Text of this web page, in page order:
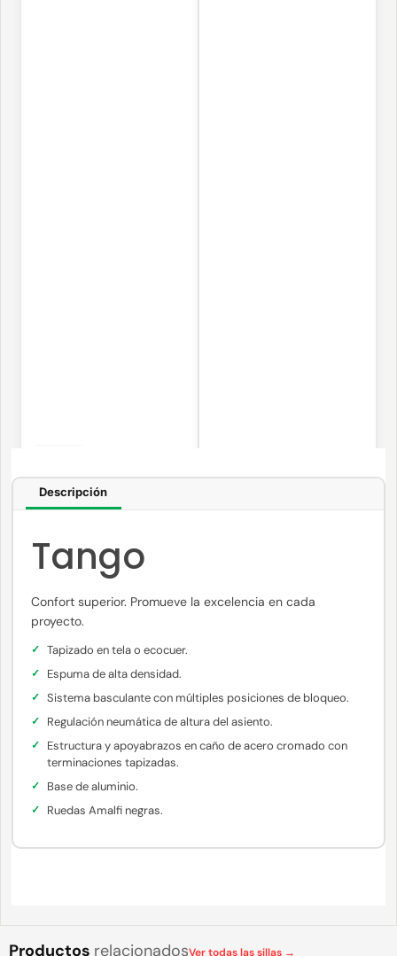
Descripción
Tango
Confort superior. Promueve la excelencia en cada
proyecto.
Tapizado en tela o ecocuer.
Espuma de alta densidad.
Sistema basculante con múltiples posiciones de bloqueo.
Regulación neumática de altura del asiento.
Estructura y apoyabrazos en caño de acero cromado con
terminaciones tapizadas.
Base de aluminio.
Ruedas Amalfi negras.
Productos relacionadosVer todas las sillas →